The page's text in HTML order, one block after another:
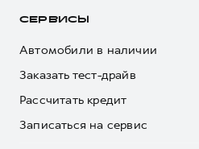
HAVAL Лизинг
АКСЕССУАРЫ HAVAL
Автомобильные аксессуары
Коллекция CITY
АКСЕССУАРЫ HAVAL
Автомобильные аксессуары
Коллекция CITY
Коллекция Базовая
Коллекция Детская
СЕРВИСЫ
Автомобили в наличии
Заказать тест-драйв
Рассчитать кредит
Записаться на сервис